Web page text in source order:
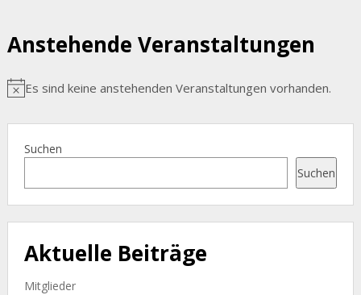
Anstehende Veranstaltungen
Hinweis
Es sind keine anstehenden Veranstaltungen vorhanden.
Suchen
Suchen
Aktuelle Beiträge
Mitglieder